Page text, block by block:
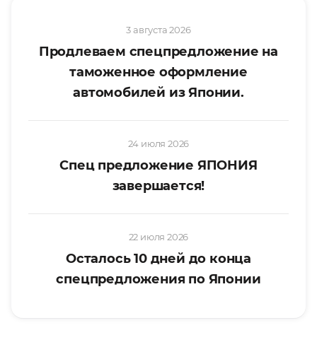
3 августа 2026
Продлеваем спецпредложение на
таможенное оформление
автомобилей из Японии.
24 июля 2026
Спец предложение ЯПОНИЯ
завершается!
22 июля 2026
Осталось 10 дней до конца
спецпредложения по Японии